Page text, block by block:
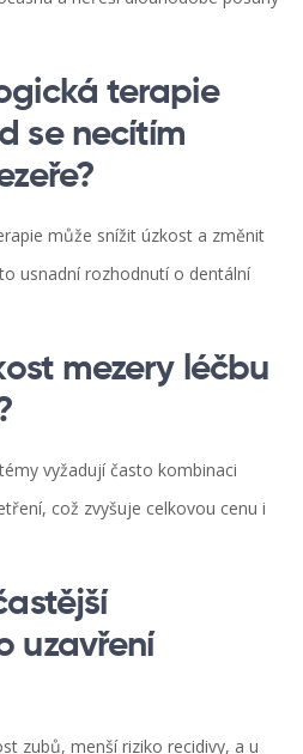
terapie
se necítím
může snížit úzkost a změnit
usnadní rozhodnutí o dentální
mezery léčbu
vyžadují často kombinaci
což zvyšuje celkovou cenu i
uzavření
zubů, menší riziko recidivy, a u